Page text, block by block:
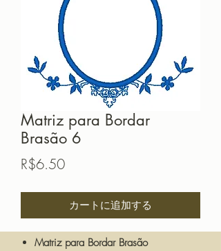
Matriz para Bordar
Brasão 6
R$6.50価
カートに追加する
Matriz para Bordar Brasão